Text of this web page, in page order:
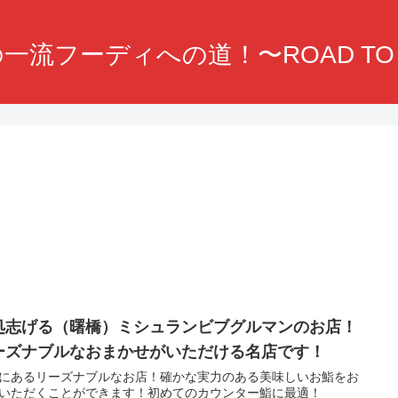
流フーディへの道！〜ROAD
志げる（曙橋）ミシュランビブグルマンのお店！
ズナブルなおまかせがいただける名店です！
あるリーズナブルなお店！確かな実力のある美味しいお鮨をお
ただくことができます！初めてのカウンター鮨に最適！